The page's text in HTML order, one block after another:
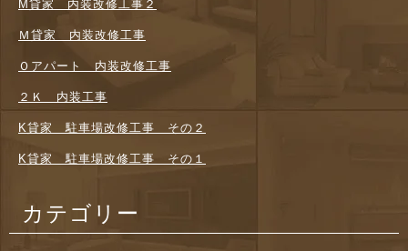
M貸家 内装改修工事２
Ｍ貸家 内装改修工事
Ｏアパート 内装改修工事
２Ｋ 内装工事
K貸家 駐車場改修工事 その２
K貸家 駐車場改修工事 その１
カテゴリー